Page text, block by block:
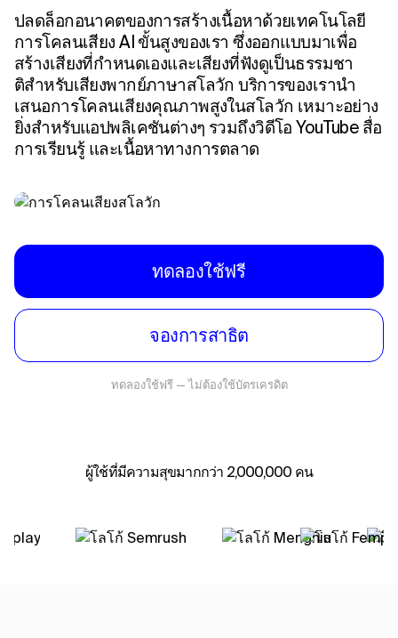
ปลดล็อกอนาคตของการสร้างเนื้อหาด้วยเทคโนโลยี
การโคลนเสียง AI ขั้นสูงของเรา ซึ่งออกแบบมาเพื่อ
สร้างเสียงที่กําหนดเองและเสียงที่ฟังดูเป็นธรรมชา
ติสําหรับเสียงพากย์ภาษาสโลวัก บริการของเรานํา
เสนอการโคลนเสียงคุณภาพสูงในสโลวัก เหมาะอย่าง
ยิ่งสําหรับแอปพลิเคชันต่างๆ รวมถึงวิดีโอ YouTube สื่อ
การเรียนรู้ และเนื้อหาทางการตลาด
ทดลองใช้ฟรี
จองการสาธิต
ทดลองใช้ฟรี — ไม่ต้องใช้บัตรเครดิต
ผู้ใช้ที่มีความสุขมากกว่า 2,000,000 คน